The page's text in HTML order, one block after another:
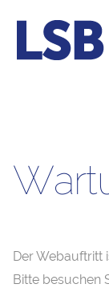
Wart
Der Webauftritt
Bitte besuchen